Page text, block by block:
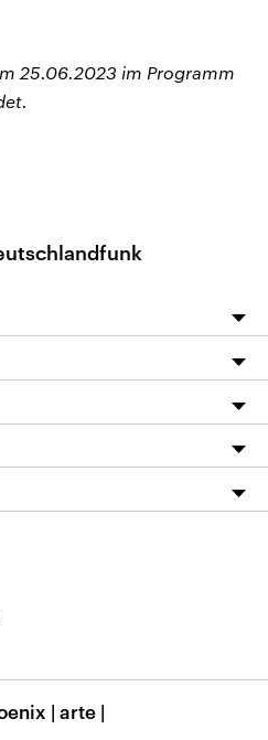
25.06.2023 im Programm
| arte |